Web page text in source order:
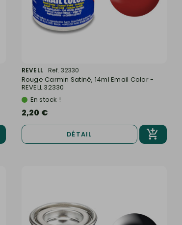
REVELL Ref. 32330
Rouge Carmin Satiné, 14ml Email Color -
REVELL 32330
En stock !
2,20 €
DÉTAIL